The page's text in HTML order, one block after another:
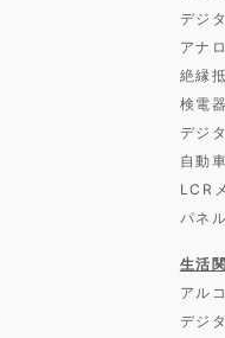
デジ
アナ
絶縁
検電
デジ
自動
LCR
パネ
生活
アル
デジ